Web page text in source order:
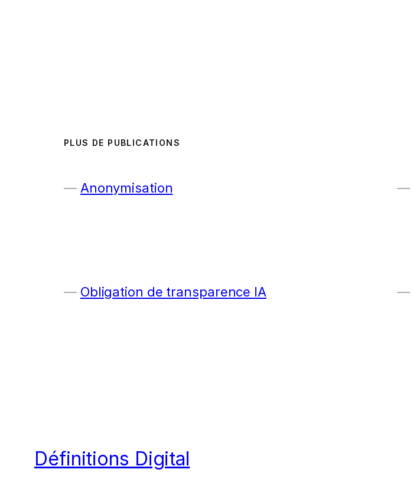
PLUS DE PUBLICATIONS
Anonymisation
Obligation de transparence IA
Définitions Digital